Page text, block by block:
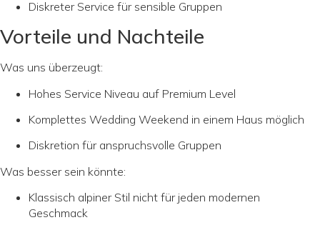
Diskreter Service für sensible Gruppen
Vorteile und Nachteile
Was uns überzeugt:
Hohes Service Niveau auf Premium Level
Komplettes Wedding Weekend in einem Haus möglich
Diskretion für anspruchsvolle Gruppen
Was besser sein könnte:
Klassisch alpiner Stil nicht für jeden modernen
Geschmack